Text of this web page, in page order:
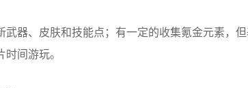
器、皮肤和技能点；有一定的收集氪金元素，但
间游玩。